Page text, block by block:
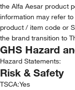
the Alfa Aesar product
information may refer
product / item code or
the brand transition to
GHS Hazard
Hazard Statements:
Risk & Safety
TSCA:Yes